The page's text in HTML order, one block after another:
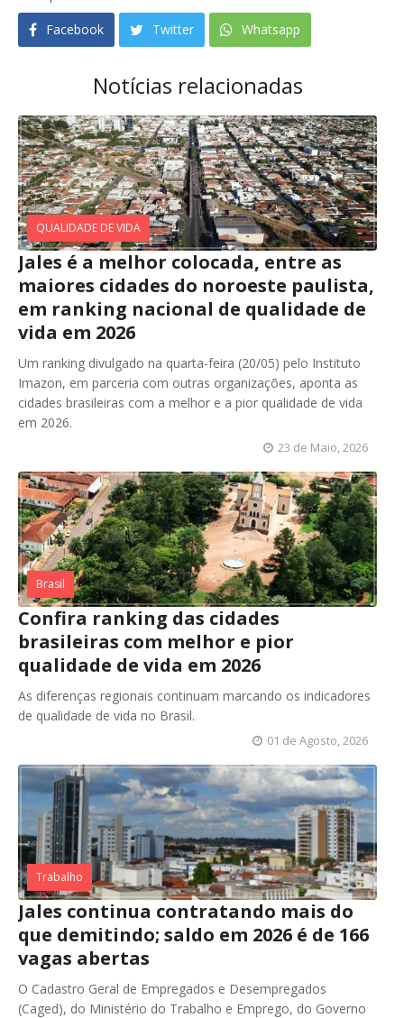
Facebook Twitter Whatsapp
Notícias relacionadas
QUALIDADE DE VIDA
Jales é a melhor colocada, entre as
maiores cidades do noroeste paulista,
em ranking nacional de qualidade de
vida em 2026
Um ranking divulgado na quarta-feira (20/05) pelo Instituto
Imazon, em parceria com outras organizações, aponta as
cidades brasileiras com a melhor e a pior qualidade de vida
em 2026.
23 de Maio, 2026
Brasil
Confira ranking das cidades
brasileiras com melhor e pior
qualidade de vida em 2026
As diferenças regionais continuam marcando os indicadores
de qualidade de vida no Brasil.
01 de Agosto, 2026
Trabalho
Jales continua contratando mais do
que demitindo; saldo em 2026 é de 166
vagas abertas
O Cadastro Geral de Empregados e Desempregados
(Caged), do Ministério do Trabalho e Emprego, do Governo